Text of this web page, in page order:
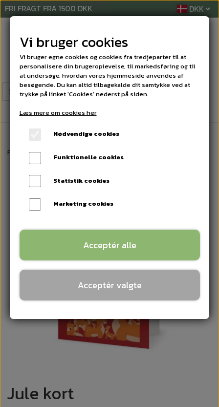
FRI FRAGT FRA 1500 DKK
Forside LYKØNSKNINGSKORT
Jule kort
Vi bruger cookies
Vi bruger egne cookies og cookies fra tredjeparter til at
personalisere din brugeroplevelse, til markedsføring og til
at undersøge, hvordan vores hjemmeside anvendes af
besøgende. Du kan altid tilbagekalde dit samtykke ved at
trykke på linket 'Cookies' nederst på siden.
Læs mere om cookies her
Nødvendige cookies
Funktionelle cookies
Statistik cookies
Marketing cookies
Acceptér alle
Acceptér valgte